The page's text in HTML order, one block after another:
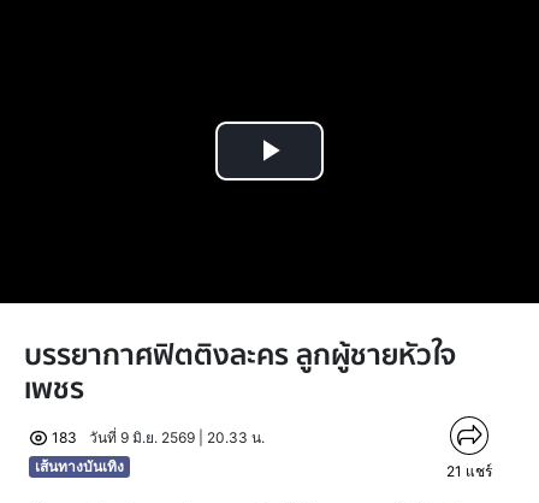
Play
บรรยากาศฟิตติงละคร ลูกผู้ชายหัวใจ
เพชร
183
วันที่ 9 มิ.ย. 2569 | 20.33 น.
เส้นทางบันเทิง
21 แชร์